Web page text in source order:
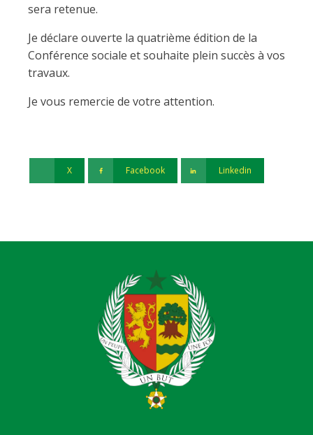
sera retenue.
Je déclare ouverte la quatrième édition de la
Conférence sociale et souhaite plein succès à vos
travaux.
Je vous remercie de votre attention.
X Facebook Linkedin